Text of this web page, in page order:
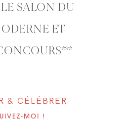
SALON DU
ET
& CÉLÉBRER
MOI !